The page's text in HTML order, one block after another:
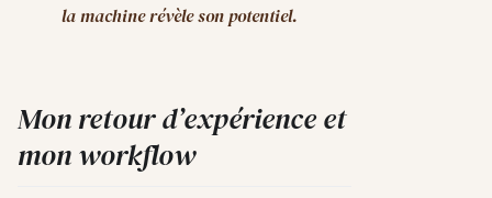
la machine révèle son potentiel.
Mon retour d’expérience et
mon workflow